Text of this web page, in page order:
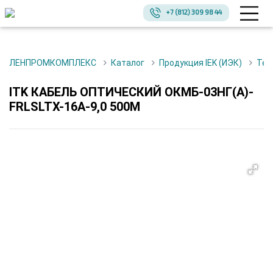
+7 (812) 309 98 44
ЛЕНПРОМКОМПЛЕКС Каталог Продукция IEK (ИЭК)
ITK КАБЕЛЬ ОПТИЧЕСКИЙ ОКМБ-03НГ(А)-
FRLSLTX-16А-9,0 500М